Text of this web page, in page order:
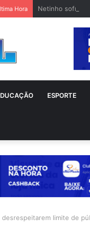
Hora Netinho sofre
ESPORTE
limite de